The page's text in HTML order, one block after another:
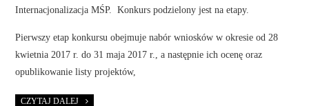
Internacjonalizacja MŚP. Konkurs podzielony jest na etapy.
Pierwszy etap konkursu obejmuje nabór wniosków w okresie od 28
kwietnia 2017 r. do 31 maja 2017 r., a następnie ich ocenę oraz
opublikowanie listy projektów,
CZYTAJ DALEJ